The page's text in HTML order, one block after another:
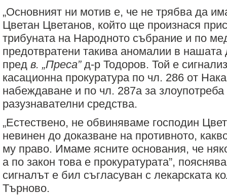
„Основният ни мотив е, че не трябва да
Цветан Цветанов, който ще произнася
трибуната на Народното събрание и по
предотвратени такива аномалии в нашата
пред в. „Преса”д-р Тодоров. Той е
касационна прокуратура по чл. 286 от
набеждаване и по чл. 287а за
разузнавателни средства.
„Естествено, не обвиняваме господин
невинен до доказване на противното,
му право. Имаме ясните основания, че
а по закон това е прокуратурата”,
сигналът е бил съгласуван с лекарската
Търново.